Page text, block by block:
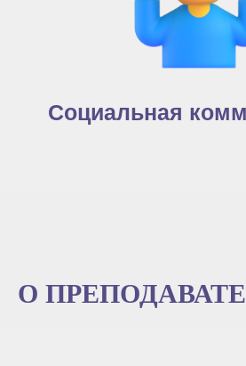
Социальная
О